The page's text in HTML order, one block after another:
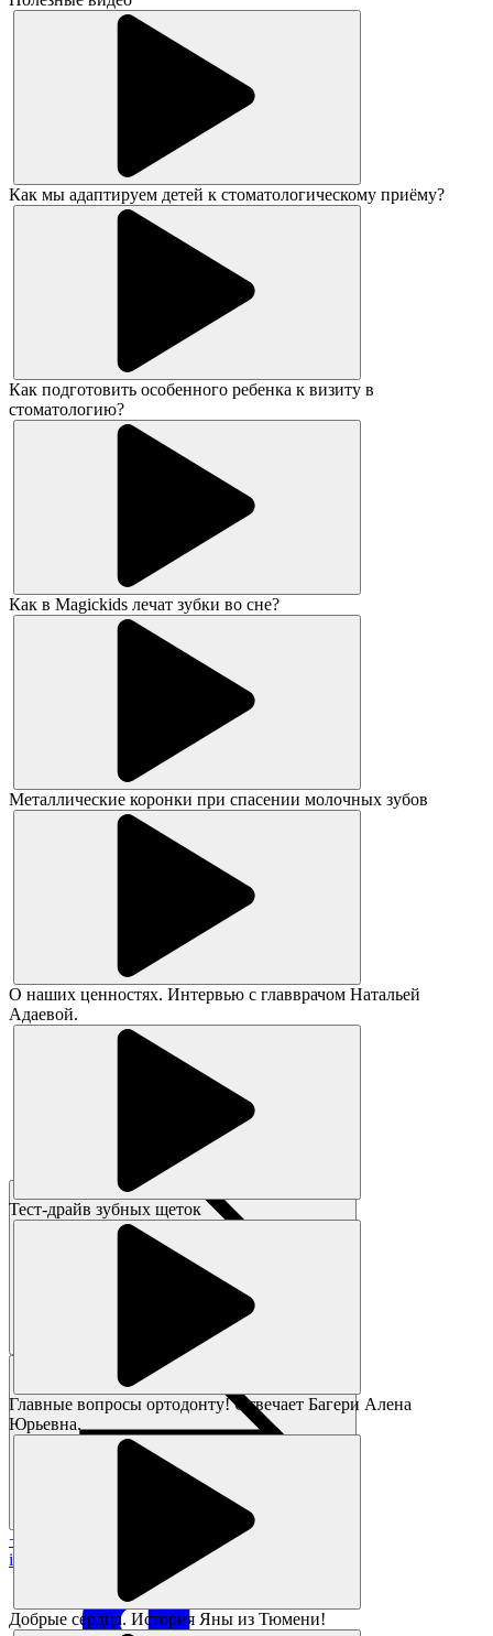
Как мы адаптируем детей к стоматологическому приёму?
Как подготовить особенного ребенка к визиту в
стоматологию?
Как в Magickids лечат зубки во сне?
Металлические коронки при спасении молочных зубов
О наших ценностях. Интервью с главврачом Натальей
Адаевой.
Тест-драйв зубных щеток
Главные вопросы ортодонту! Отвечает Багери Алена
Юрьевна.
Добрые сердца. История Яны из Тюмени!
+7 383 373-05-05
info@magikids.ru